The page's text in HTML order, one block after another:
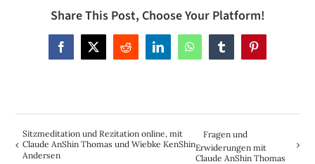
Share This Post, Choose Your Platform!
Facebook
X Reddit LinkedInWhatsAppTumblrPinterest
Sitzmeditation und Rezitation online, mit
Claude AnShin Thomas und Wiebke KenShin
Andersen
Fragen und
Erwiderungen mit
Claude AnShin Thomas